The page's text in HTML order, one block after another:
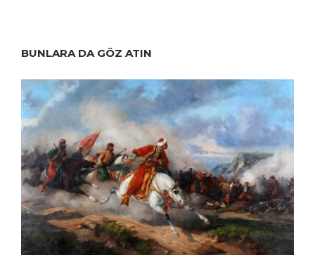
BUNLARA DA GÖZ ATIN